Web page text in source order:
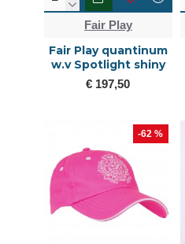
Fair Play
Fair Play quantinum
w.v Spotlight shiny
€ 197,50
-62 %